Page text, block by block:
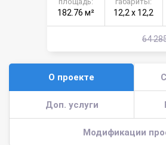
182.76 м² 12,2 х 12,2
64
О проекте
Доп. услуги
Модификации